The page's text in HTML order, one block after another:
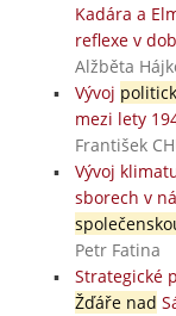
Kadára a
reflexe v
Alžběta
Vývoj
mezi lety
František
Vývoj
sborech v
Petr Fatina
Strategické
Žďáře nad